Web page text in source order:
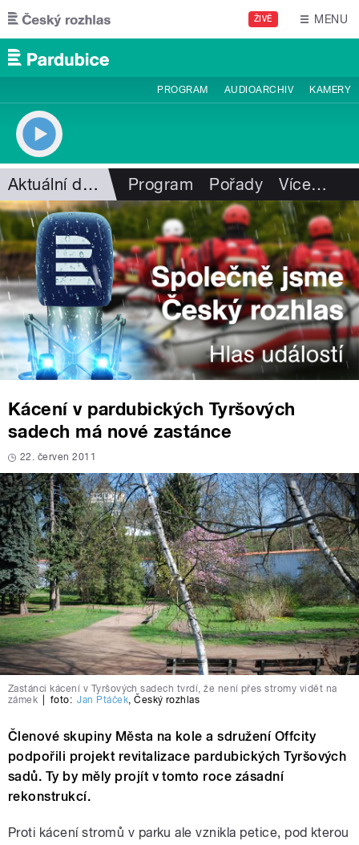
Přejít k hlavnímu obsahu
ŽIVĚ MENU
PROGRAM AUDIOARCHIV KAMERY
Aktuální dění Program Pořady Více…
Kácení v pardubických Tyršových
sadech má nové zastánce
22. červen 2011
Zastánci kácení v Tyršových sadech tvrdí, že není přes stromy vidět na
zámek
foto: Jan Ptáček,Český rozhlas
Členové skupiny Města na kole a sdružení Offcity
podpořili projekt revitalizace pardubických Tyršových
sadů. Ty by měly projít v tomto roce zásadní
rekonstrukcí.
Proti kácení stromů v parku ale vznikla petice, pod kterou